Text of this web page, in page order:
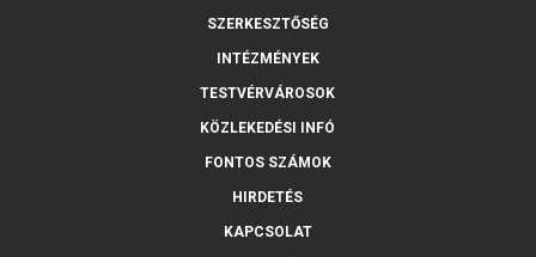
SZERKESZTŐSÉG
INTÉZMÉNYEK
TESTVÉRVÁROSOK
KÖZLEKEDÉSI INFÓ
FONTOS SZÁMOK
HIRDETÉS
KAPCSOLAT